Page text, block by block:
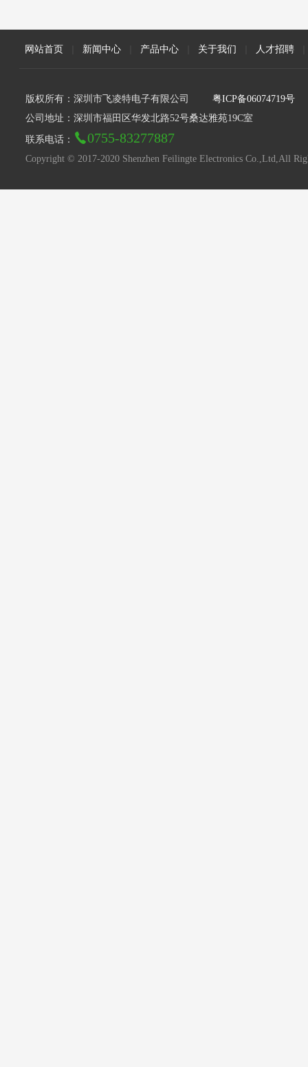
网站首页 新闻中心 产品中心 关于我们 人才招聘
版权所有：深圳市飞凌特电子有限公司
粤ICP备06074719号
公司地址：深圳市福田区华发北路52号桑达雅苑19C室
联系电话： 0755-83277887
Copyright © 2017-2020 Shenzhen Feilingte Electronics Co.,Ltd,All